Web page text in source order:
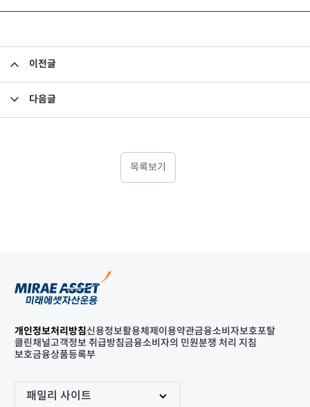
이전글
다음글
목록보기
개인정보처리방침신용정보활용체제 이용약관금융소비자보호포탈
클린채널고객정보 취급방침금융소비자의 민원분쟁 처리 지침
보호금융상품등록부
패밀리 사이트